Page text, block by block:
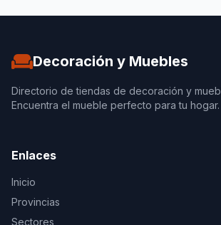
Decoración y Muebles
Directorio de tiendas de decoración y
Encuentra el mueble perfecto para tu hogar.
Enlaces
Inicio
Provincias
Sectores